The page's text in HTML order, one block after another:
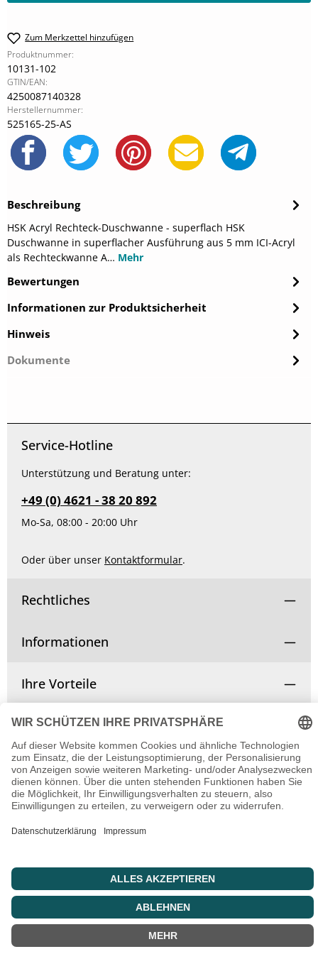
Zum Merkzettel hinzufügen
Produktnummer:
10131-102
GTIN/EAN:
4250087140328
Herstellernummer:
525165-25-AS
Beschreibung
HSK Acryl Rechteck-Duschwanne - superflach HSK
Duschwanne in superflacher Ausführung aus 5 mm ICI-Acryl
als Rechteckwanne A… Mehr
Bewertungen
Informationen zur Produktsicherheit
Hinweis
Dokumente
Service-Hotline
Unterstützung und Beratung unter:
+49 (0) 4621 - 38 20 892
Mo-Sa, 08:00 - 20:00 Uhr
Oder über unser Kontaktformular.
Rechtliches
Informationen
Ihre Vorteile
© Copyright 2025 | Alle Rechte vorbehalten.